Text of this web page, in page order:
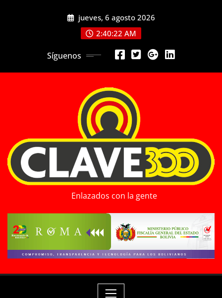
jueves, 6 agosto 2026
2:40:24 AM
Síguenos
Enlazados con la gente